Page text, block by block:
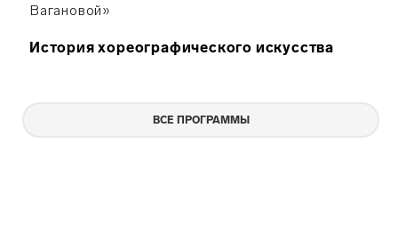
Вагановой»
История хореографического искусства
ВСЕ ПРОГРАММЫ